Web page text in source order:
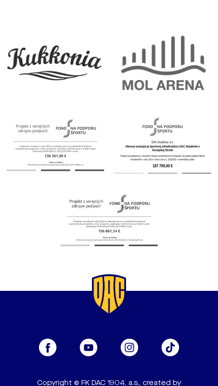
Copyright © FK DAC 1904, a.s., created by